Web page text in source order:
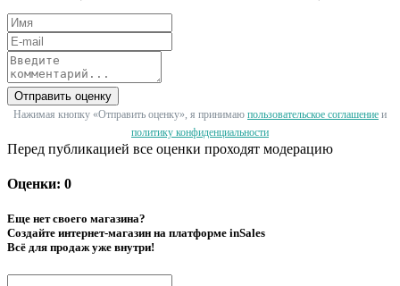
Отправить оценку
Нажимая кнопку «Отправить оценку», я принимаю пользовательское соглашение и
политику конфиденциальности
Перед публикацией все оценки проходят модерацию
Оценки: 0
Еще нет своего магазина?
Создайте интернет-магазин на платформе inSales
Всё для продаж уже внутри!